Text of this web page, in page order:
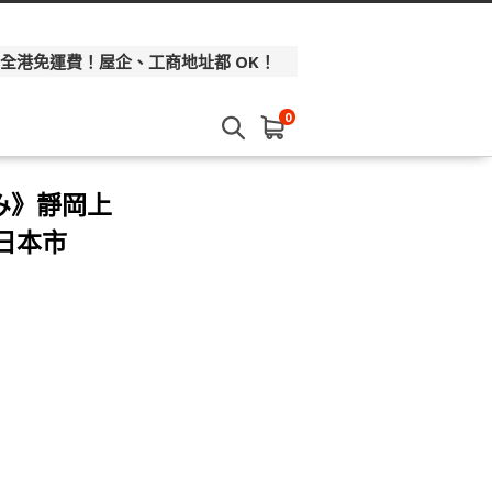
港免運費！屋企、工商地址都 OK！
0
》靜岡上
本市